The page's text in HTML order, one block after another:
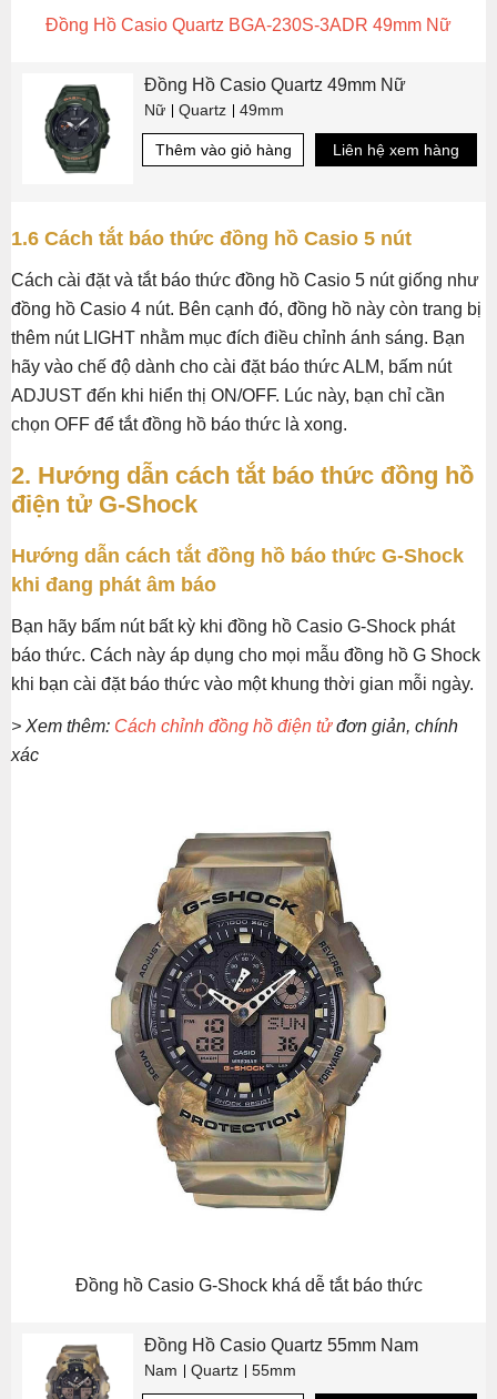
Đồng Hồ Casio Quartz BGA-230S-3ADR 49mm Nữ
Đồng Hồ Casio Quartz 49mm Nữ
Nữ Quartz 49mm
Thêm vào giỏ hàng Liên hệ xem hàng
1.6 Cách tắt báo thức đồng hồ Casio 5 nút
Cách cài đặt và tắt báo thức đồng hồ Casio 5 nút giống như
đồng hồ Casio 4 nút. Bên cạnh đó, đồng hồ này còn trang bị
thêm nút LIGHT nhằm mục đích điều chỉnh ánh sáng. Bạn
hãy vào chế độ dành cho cài đặt báo thức ALM, bấm nút
ADJUST đến khi hiển thị ON/OFF. Lúc này, bạn chỉ cần
chọn OFF để tắt đồng hồ báo thức là xong.
2. Hướng dẫn cách tắt báo thức đồng hồ
điện tử G-Shock
Hướng dẫn cách tắt đồng hồ báo thức G-Shock
khi đang phát âm báo
Bạn hãy bấm nút bất kỳ khi đồng hồ Casio G-Shock phát
báo thức. Cách này áp dụng cho mọi mẫu đồng hồ G Shock
khi bạn cài đặt báo thức vào một khung thời gian mỗi ngày.
> Xem thêm: Cách chỉnh đồng hồ điện tửđơn giản, chính
xác
Đồng hồ Casio G-Shock khá dễ tắt báo thức
Đồng Hồ Casio Quartz 55mm Nam
Nam Quartz 55mm